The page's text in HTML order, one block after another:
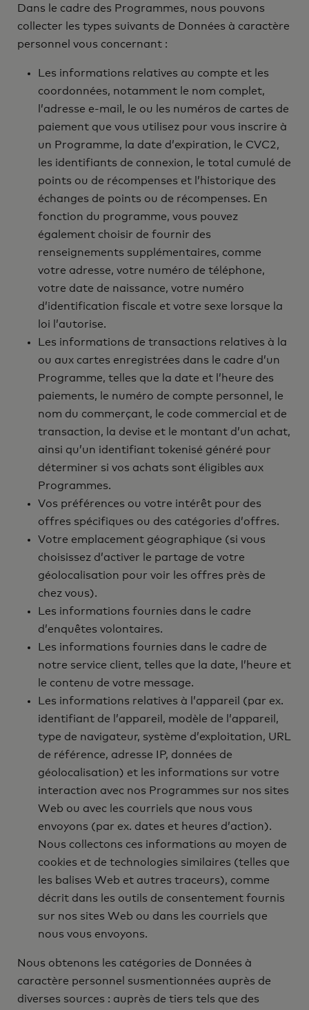
Dans le cadre des Programmes, nous pouvons
collecter les types suivants de Données à caractère
personnel vous concernant :
Les informations relatives au compte et les
coordonnées, notamment le nom complet,
l’adresse e-mail, le ou les numéros de cartes de
paiement que vous utilisez pour vous inscrire à
un Programme, la date d’expiration, le CVC2,
les identifiants de connexion, le total cumulé de
points ou de récompenses et l’historique des
échanges de points ou de récompenses. En
fonction du programme, vous pouvez
également choisir de fournir des
renseignements supplémentaires, comme
votre adresse, votre numéro de téléphone,
votre date de naissance, votre numéro
d’identification fiscale et votre sexe lorsque la
loi l’autorise.
Les informations de transactions relatives à la
ou aux cartes enregistrées dans le cadre d’un
Programme, telles que la date et l’heure des
paiements, le numéro de compte personnel, le
nom du commerçant, le code commercial et de
transaction, la devise et le montant d’un achat,
ainsi qu’un identifiant tokenisé généré pour
déterminer si vos achats sont éligibles aux
Programmes.
Vos préférences ou votre intérêt pour des
offres spécifiques ou des catégories d’offres.
Votre emplacement géographique (si vous
choisissez d’activer le partage de votre
géolocalisation pour voir les offres près de
chez vous).
Les informations fournies dans le cadre
d’enquêtes volontaires.
Les informations fournies dans le cadre de
notre service client, telles que la date, l’heure et
le contenu de votre message.
Les informations relatives à l’appareil (par ex.
identifiant de l’appareil, modèle de l’appareil,
type de navigateur, système d’exploitation, URL
de référence, adresse IP, données de
géolocalisation) et les informations sur votre
interaction avec nos Programmes sur nos sites
Web ou avec les courriels que nous vous
envoyons (par ex. dates et heures d’action).
Nous collectons ces informations au moyen de
cookies et de technologies similaires (telles que
les balises Web et autres traceurs), comme
décrit dans les outils de consentement fournis
sur nos sites Web ou dans les courriels que
nous vous envoyons.
Nous obtenons les catégories de Données à
caractère personnel susmentionnées auprès de
diverses sources : auprès de tiers tels que des